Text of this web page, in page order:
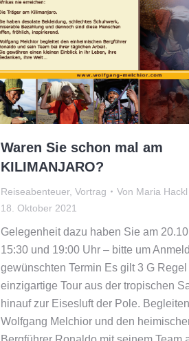
Waren Sie schon mal am
KILIMANJARO?
Reiseabenteuer, Vortrag Von Maria Hackl
18. Oktober 2021
Gelegenheit dazu haben Sie am
15:30 und 19:00 Uhr – bitte um
gewünschten Termin Es gilt 3 G
einzigartige Tour aus der tropischen
hinauf zur Eisesluft der Pole.
Wolfgang Melchior und den